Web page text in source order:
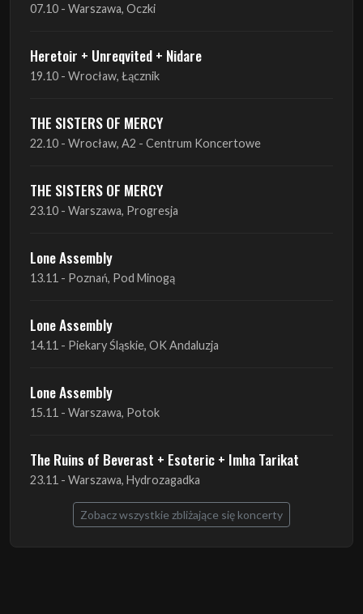
07.10 - Warszawa, Oczki
Heretoir + Unreqvited + Nidare
19.10 - Wrocław, Łącznik
THE SISTERS OF MERCY
22.10 - Wrocław, A2 - Centrum Koncertowe
THE SISTERS OF MERCY
23.10 - Warszawa, Progresja
Lone Assembly
13.11 - Poznań, Pod Minogą
Lone Assembly
14.11 - Piekary Śląskie, OK Andaluzja
Lone Assembly
15.11 - Warszawa, Potok
The Ruins of Beverast + Esoteric + Imha Tarikat
23.11 - Warszawa, Hydrozagadka
Zobacz wszystkie zbliżające się koncerty